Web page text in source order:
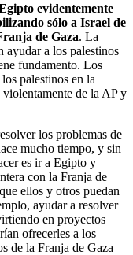
evidentemente
sólo a Israel de
de Gaza. La
ayudar a los palestinos
fundamento. Los
palestinos en la
de la AP y
los problemas de
mucho tiempo, y sin
es ir a Egipto y
con la Franja de
ellos y otros puedan
ayudar a resolver
en proyectos
ofrecerles a los
de la Franja de Gaza